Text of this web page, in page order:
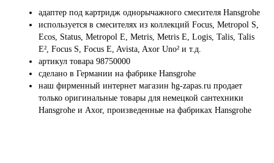
адаптер под картридж однорычажного смесителя Hansgrohe
используется в смесителях из коллекций Focus, Metropol S,
Ecos, Status, Metropol E, Metris, Metris E, Logis, Talis, Talis
E², Focus S, Focus E, Avista, Axor Uno² и т.д.
артикул товара 98750000
сделано в Германии на фабрике Hansgrohe
наш фирменный интернет магазин hg-zapas.ru продает
только оригинальные товары для немецкой сантехники
Hansgrohe и Axor, произведенные на фабриках Hansgrohe